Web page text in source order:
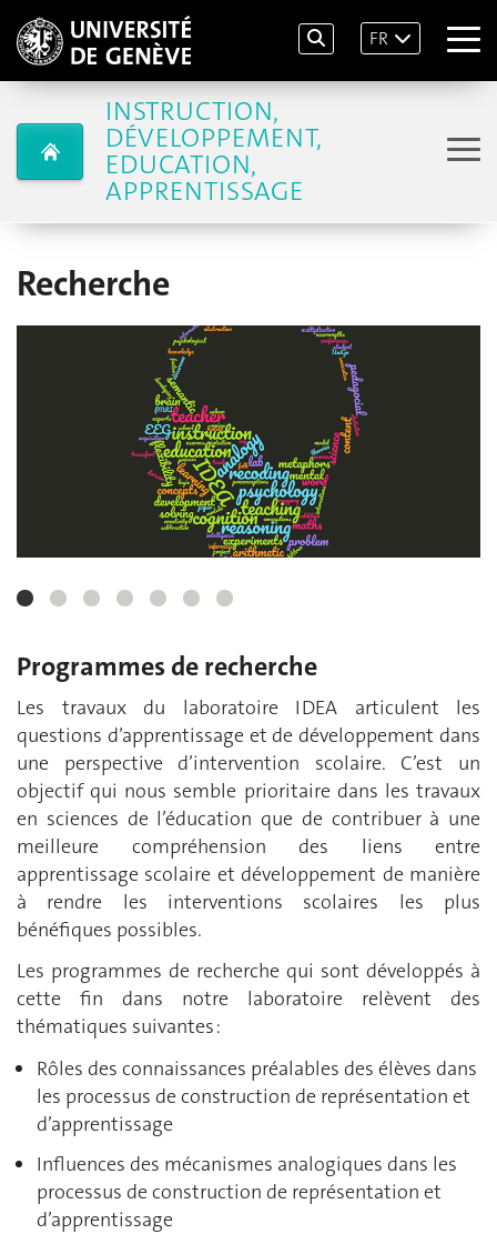
FR
INSTRUCTION,
DÉVELOPPEMENT,
EDUCATION,
APPRENTISSAGE
Recherche
Programmes de recherche
Les travaux du laboratoire IDEA articulent les
questions d’apprentissage et de développement dans
une perspective d’intervention scolaire. C’est un
objectif qui nous semble prioritaire dans les travaux
en sciences de l’éducation que de contribuer à une
meilleure compréhension des liens entre
apprentissage scolaire et développement de manière
à rendre les interventions scolaires les plus
bénéfiques possibles.
Les programmes de recherche qui sont développés à
cette fin dans notre laboratoire relèvent des
thématiques suivantes :
Rôles des connaissances préalables des élèves dans
les processus de construction de représentation et
d’apprentissage
Influences des mécanismes analogiques dans les
processus de construction de représentation et
d’apprentissage